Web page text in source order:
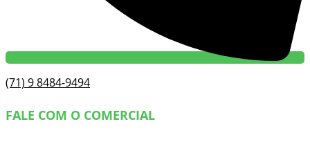
(71) 9 8484-9494
FALE COM O COMERCIAL